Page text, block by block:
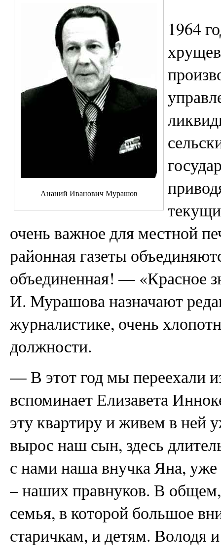
Ананий Иванович Мурашов
1964
очень важное для местной
районная газеты
объединенная! — «Красное
И. Мурашова назначают
журналистике, очень
должности.
— В этот год мы переехали
вспоминает Елизавета
эту квартиру и живем в ней
вырос наш сын, здесь
с нами наша внучка Яна,
– наших правнуков. В
семья, в которой большое
старичкам, и детям. Володя